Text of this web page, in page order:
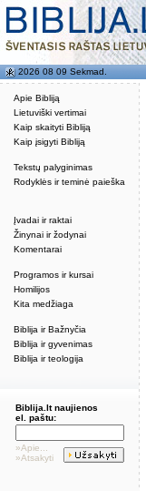
Apie Bibliją
Lietuviški vertimai
Kaip skaityti Bibliją
Kaip įsigyti Bibliją
Tekstų palyginimas
Rodyklės ir teminė paieška
Įvadai ir raktai
Žinynai ir žodynai
Komentarai
Programos ir kursai
Homilijos
Kita medžiaga
Biblija ir Bažnyčia
Biblija ir gyvenimas
Biblija ir teologija
2026 08 09 Sekmad.
Biblija.lt naujienos
el. paštu:
»Apie...
»Atsakyti